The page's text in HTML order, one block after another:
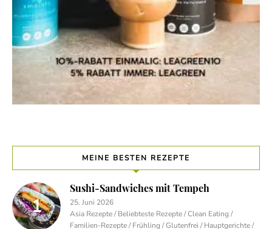
MEINE BESTEN REZEPTE
Sushi-Sandwiches mit Tempeh
25. Juni 2026
Asia Rezepte / Beliebteste Rezepte / Clean Eating /
Familien-Rezepte / Frühling / Glutenfrei / Hauptgerichte /